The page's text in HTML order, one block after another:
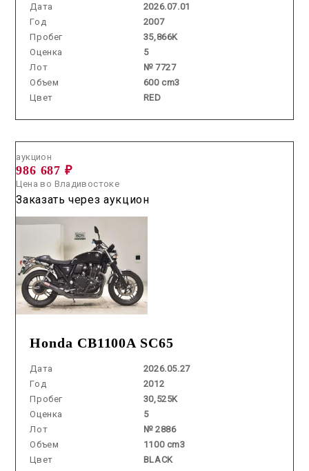
Дата
2026.07.01
Год
2007
Пробег
35,866K
Оценка
5
Лот
№ 7727
Объем
600 cm3
Цвет
RED
Honda CB1100A SC65
Дата
2026.05.27
Год
2012
Пробег
30,525K
Оценка
5
Лот
№ 2886
Объем
1100 cm3
Цвет
BLACK
аукцион
986 687 ₽
Цена во Владивостоке
Заказать через аукцион